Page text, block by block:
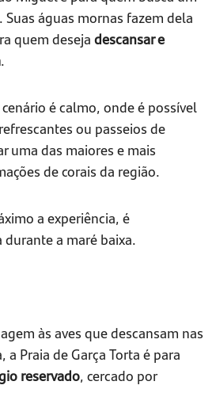
águas mornas fazem dela
quem deseja descansar e
.
é calmo, onde é possível
ou passeios de
uma das maiores e mais
de corais da região.
a experiência, é
a maré baixa.
às aves que descansam nas
Praia de Garça Torta é para
reservado, cercado por